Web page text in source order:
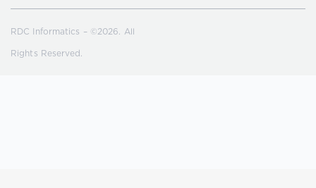
RDC Informatics – ©2026. All
Rights Reserved.